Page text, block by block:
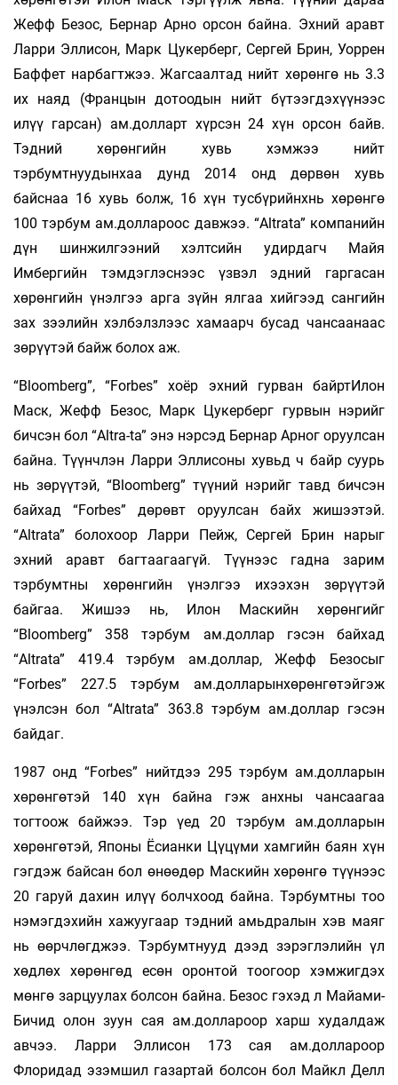
Жефф Безос, Бернар Арно орсон байна. Эхний аравт
Ларри Эллисон, Марк Цукерберг, Сергей Брин, Уоррен
Баффет нарбагтжээ. Жагсаалтад нийт хөрөнгө нь 3.3
их наяд (Францын дотоодын нийт бүтээгдэхүүнээс
илүү гарсан) ам.долларт хүрсэн 24 хүн орсон байв.
Тэдний хөрөнгийн хувь хэмжээ нийт
тэрбумтнуудынхаа дунд 2014 онд дөрвөн хувь
байснаа 16 хувь болж, 16 хүн тусбүрийнхнь хөрөнгө
100 тэрбум ам.доллароос давжээ. “Altrata” компанийн
дүн шинжилгээний хэлтсийн удирдагч Майя
Имбергийн тэмдэглэснээс үзвэл эдний гаргасан
хөрөнгийн үнэлгээ арга зүйн ялгаа хийгээд сангийн
зах зээлийн хэлбэлзлээс хамаарч бусад чансаанаас
зөрүүтэй байж болох аж.
“Bloomberg”, “Forbes” хоёр эхний гурван байртИлон
Маск, Жефф Безос, Марк Цукерберг гурвын нэрийг
бичсэн бол “Altra-ta” энэ нэрсэд Бернар Арног оруулсан
байна. Түүнчлэн Ларри Эллисоны хувьд ч байр суурь
нь зөрүүтэй, “Bloomberg” түүний нэрийг тавд бичсэн
байхад “Forbes” дөрөвт оруулсан байх жишээтэй.
“Altrata” болохоор Ларри Пейж, Сергей Брин нарыг
эхний аравт багтаагаагүй. Түүнээс гадна зарим
тэрбумтны хөрөнгийн үнэлгээ ихээхэн зөрүүтэй
байгаа. Жишээ нь, Илон Маскийн хөрөнгийг
“Bloomberg” 358 тэрбум ам.доллар гэсэн байхад
“Altrata” 419.4 тэрбум ам.доллар, Жефф Безосыг
“Forbes” 227.5 тэрбум ам.долларынхөрөнгөтэйгэж
үнэлсэн бол “Altrata” 363.8 тэрбум ам.доллар гэсэн
байдаг.
1987 онд “Forbes” нийтдээ 295 тэрбум ам.долларын
хөрөнгөтэй 140 хүн байна гэж анхны чансаагаа
тогтоож байжээ. Тэр үед 20 тэрбум ам.долларын
хөрөнгөтэй, Японы Ёсианки Цүцүми хамгийн баян хүн
гэгдэж байсан бол өнөөдөр Маскийн хөрөнгө түүнээс
20 гаруй дахин илүү болчхоод байна. Тэрбумтны тоо
нэмэгдэхийн хажуугаар тэдний амьдралын хэв маяг
нь өөрчлөгджээ. Тэрбумтнууд дээд зэрэглэлийн үл
хөдлөх хөрөнгөд есөн оронтой тоогоор хэмжигдэх
мөнгө зарцуулах болсон байна. Безос гэхэд л Майами-
Бичид олон зуун сая ам.доллароор харш худалдаж
авчээ. Ларри Эллисон 173 сая ам.доллароор
Флоридад эзэмшил газартай болсон бол Майкл Делл